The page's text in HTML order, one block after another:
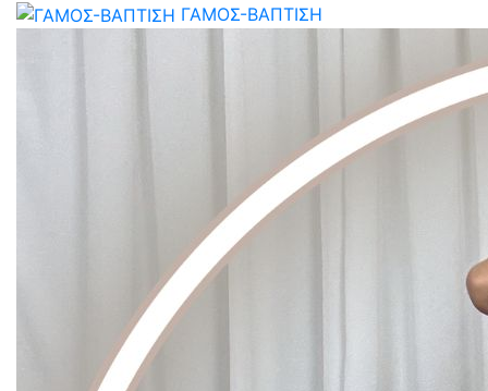
ΓΑΜΟΣ-ΒΑΠΤΙΣΗ